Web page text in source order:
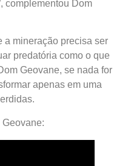
complementou Dom
a mineração precisa ser
predatória como o que
Geovane, se nada for
apenas em uma